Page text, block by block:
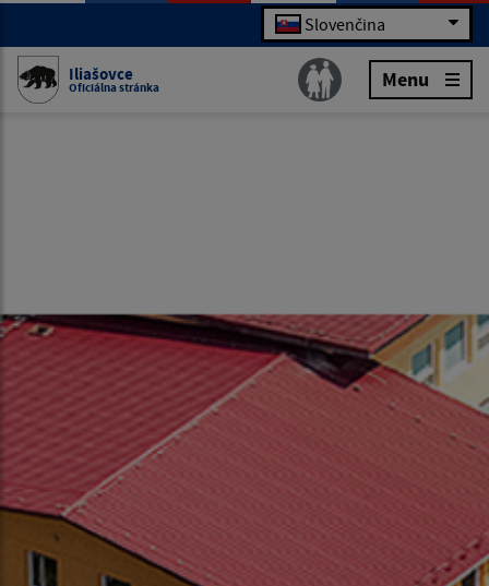
Slovenčina
Iliašovce
Oficiálna stránka Menu